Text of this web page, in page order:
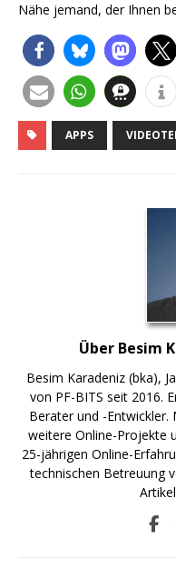
Nähe jemand, der Ihnen
APPS
Über Besim
Besim Karadeniz (bka),
von PF-BITS seit 2016.
Berater und -Entwickler.
weitere Online-Projekte
25-jährigen Online-
technischen Betreuung